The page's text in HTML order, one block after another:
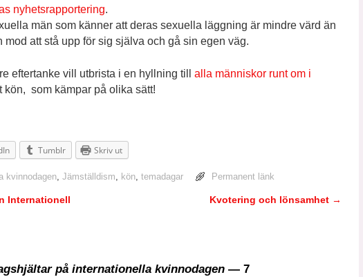
nyhetsrapportering.
män som känner att deras sexuella läggning är mindre värd än
mod att stå upp för sig själva och gå sin egen väg.
eftertanke vill utbrista i en hyllning till alla människor runt om i
kön, som kämpar på olika sätt!
Tumblr Skriv ut
kvinnodagen Jämställdism kön temadagar Permanent länk
Internationell
Kvotering och lönsamhet →
på internationella kvinnodagen — 7